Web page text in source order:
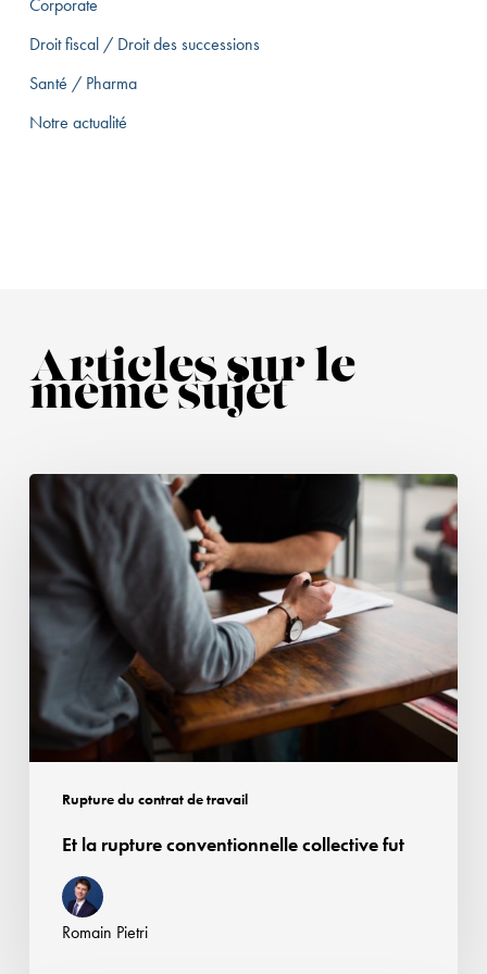
Corporate
Droit fiscal / Droit des successions
Santé / Pharma
Notre actualité
Articles sur le
même sujet
Rupture du contrat de travail
rupture
conventionnelle
collective
fut
Et la rupture conventionnelle collective fut
Romain Pietri